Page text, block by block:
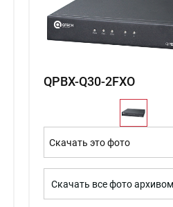
QPBX-Q30-2FXO
Скачать это фото
Скачать все фото архивом